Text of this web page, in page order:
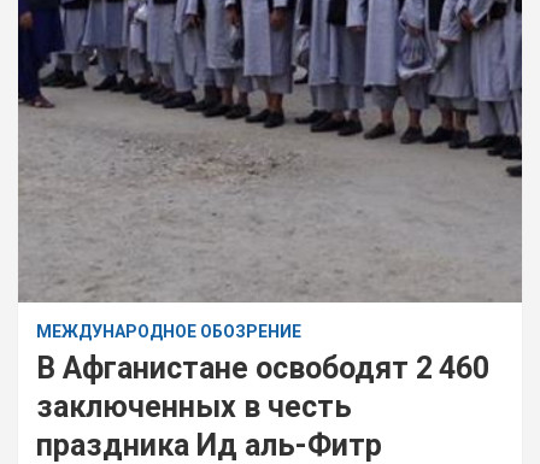
МЕЖДУНАРОДНОЕ ОБОЗРЕНИЕ
В Афганистане освободят 2 460
заключенных в честь
праздника Ид аль-Фитр